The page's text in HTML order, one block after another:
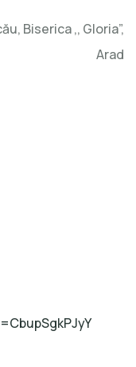
Biserica ,, Gloria”,
Arad